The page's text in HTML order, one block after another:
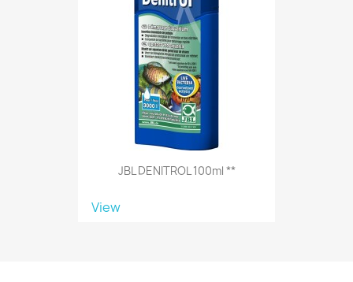
JBL DENITROL 100ml **
View